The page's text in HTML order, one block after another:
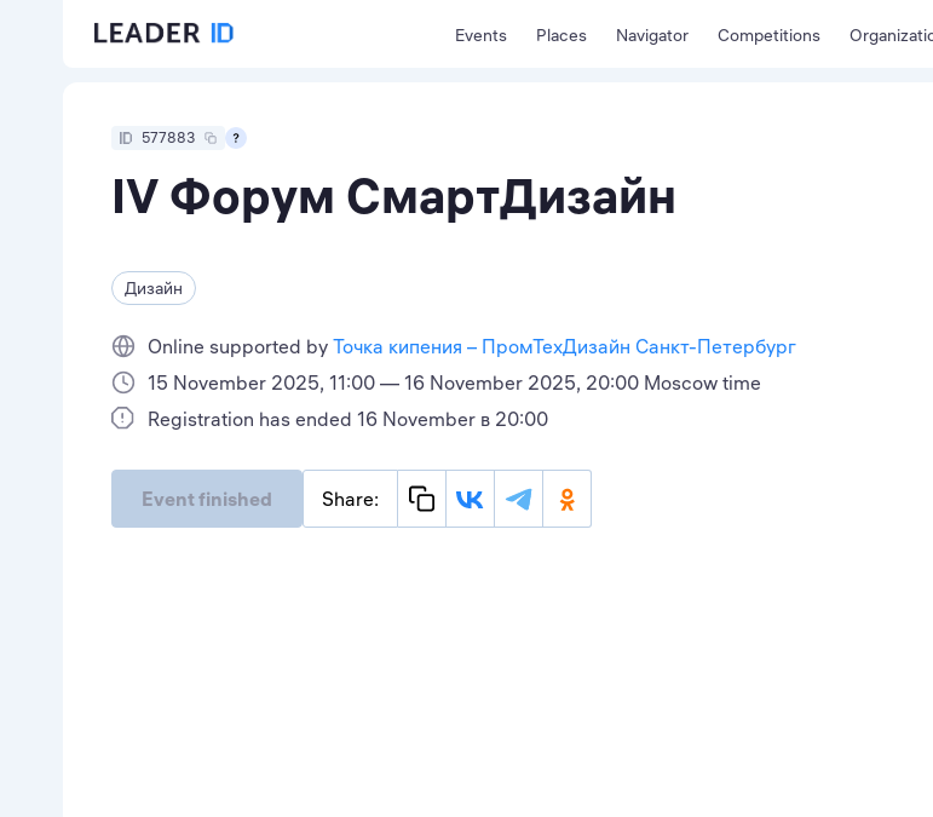
Events Places Navigator Competitions
577883
IV Форум СмартДизайн
Дизайн
Online supported by Точка кипения – ПромТехДизайн Санкт-Петербург
15 November 2025, 11:00 — 16 November 2025, 20:00 Moscow time
Registration has ended 16 November в 20:00
Event finished Share: